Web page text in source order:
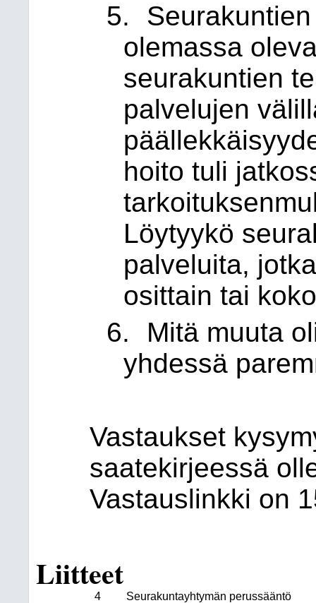
5.
olemassa
seurakuntien
palvelujen
hoito tuli
Löytyykö
palveluita,
osittain tai
6.
Mitä muuta
yhdessä
Vastaukset
saatekirjeessä
Vastauslinkki on
Liitteet
4 Seurakuntayhtymän perussääntö